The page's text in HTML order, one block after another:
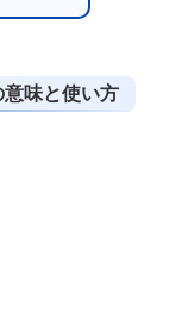
味と使い方